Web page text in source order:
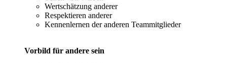
Wertschätzung anderer
Respektieren anderer
Kennenlernen der anderen Teammitglieder
Vorbild für andere sein